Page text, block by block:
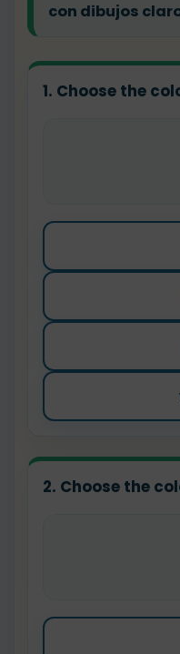
con dibujos
1. Choose the
2. Choose the